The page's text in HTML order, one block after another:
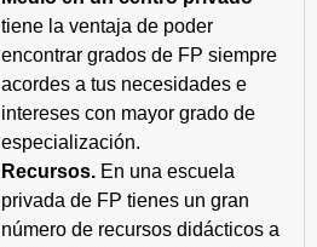
tiene la ventaja de poder
encontrar grados de FP siempre
acordes a tus necesidades e
intereses con mayor grado de
especialización.
Recursos. En una escuela
privada de FP tienes un gran
número de recursos didácticos a